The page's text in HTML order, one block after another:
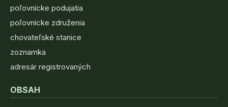
poľovnícke podujatia
poľovnícke združenia
chovateľské stanice
zoznamka
adresár registrovaných
OBSAH